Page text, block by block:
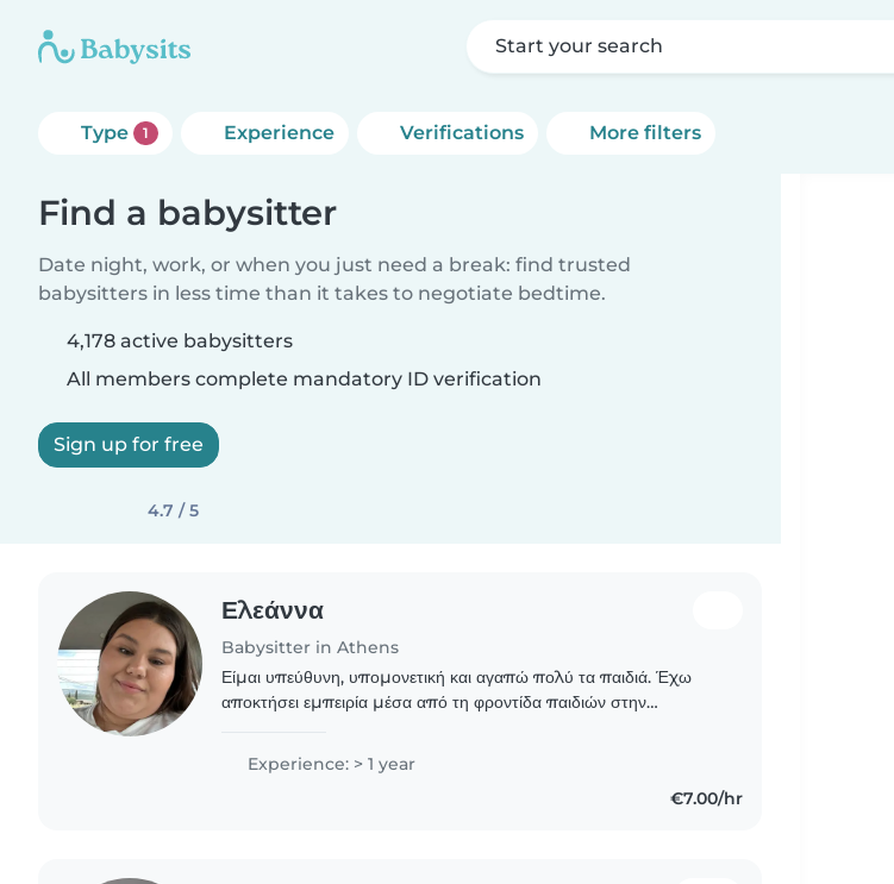
Start your search
Type 1 Experience Verifications More filters
Find a babysitter
Date night, work, or when you just need a break: find trusted
babysitters in less time than it takes to negotiate bedtime.
4,178 active babysitters
All members complete mandatory ID verification
Sign up for free
4.7 / 5
Ελεάννα
Babysitter in Athens
Είμαι υπεύθυνη, υπομονετική και αγαπώ πολύ τα παιδιά. Έχω
αποκτήσει εμπειρία μέσα από τη φροντίδα παιδιών στην
ήρεμο και..
Experience: > 1 year
€7.00/hr